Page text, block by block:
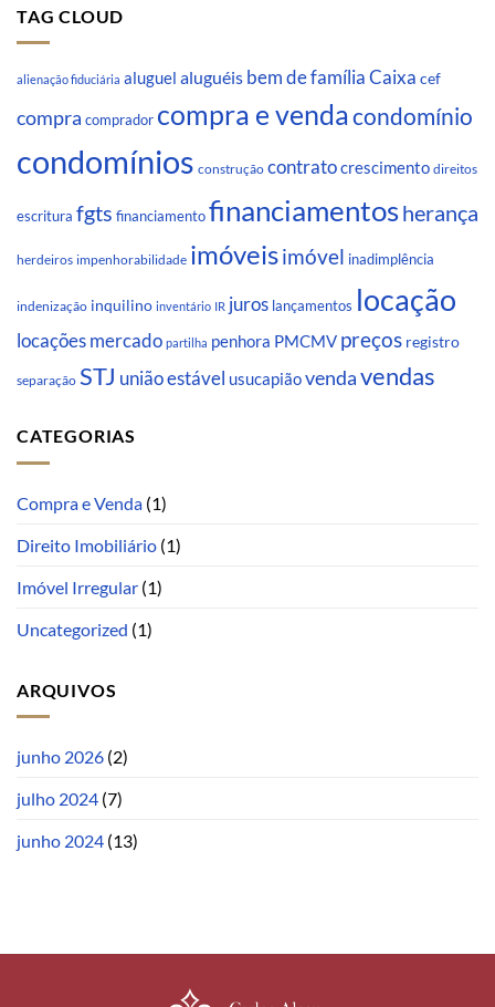
TAG CLOUD
alienação fiduciária aluguel aluguéis bem de família Caixa cef
compra comprador compra e vendacondomínio
condomínios construção contratocrescimento direitos
escritura fgts financiamentofinanciamentosherança
herdeiros impenhorabilidade imóveisimóvel inadimplência
indenização inquilino inventário IR juros lançamentos locação
locações mercado partilha penhora PMCMV preços registro
separação STJ união estável usucapiãovendavendas
CATEGORIAS
Compra e Venda (1)
Direito Imobiliário (1)
Imóvel Irregular (1)
Uncategorized (1)
ARQUIVOS
junho 2026 (2)
julho 2024 (7)
junho 2024 (13)